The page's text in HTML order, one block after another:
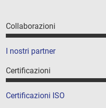
Collaborazioni
I nostri partner
Certificazioni
Certificazioni ISO